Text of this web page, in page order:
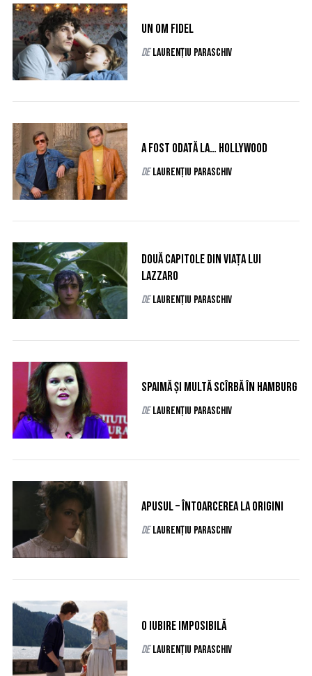
Un om fidel
de Laurențiu Paraschiv
A fost odată la… Hollywood
de Laurențiu Paraschiv
Două capitole din viața lui
Lazzaro
de Laurențiu Paraschiv
Spaimă și multă scîrbă în Hamburg
de Laurențiu Paraschiv
Apusul – întoarcerea la origini
de Laurențiu Paraschiv
O iubire imposibilă
de Laurențiu Paraschiv
S
e
c
h
f
o